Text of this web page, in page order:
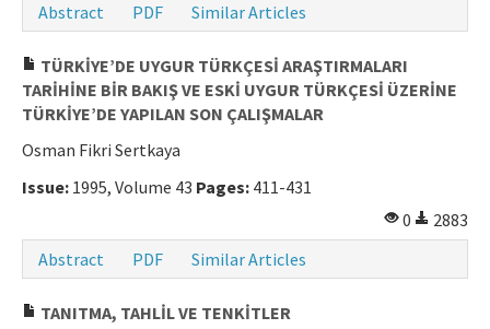
Abstract
PDF Similar Articles
TÜRKİYE’DE UYGUR TÜRKÇESİ ARAŞTIRMALARI
TARİHİNE BİR BAKIŞ VE ESKİ UYGUR TÜRKÇESİ ÜZERİNE
TÜRKİYE’DE YAPILAN SON ÇALIŞMALAR
Osman Fikri Sertkaya
Issue: 1995, Volume 43 Pages: 411-431
0
2883
Abstract
PDF Similar Articles
TANITMA, TAHLİL VE TENKİTLER